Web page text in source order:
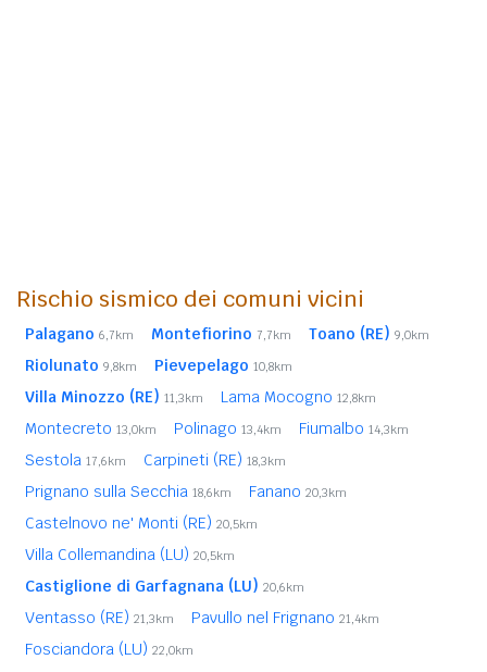
Rischio sismico dei comuni vicini
Palagano 6,7km Montefiorino 7,7km Toano (RE) 9,0km
Riolunato 9,8km Pievepelago 10,8km
Villa Minozzo (RE) 11,3km Lama Mocogno 12,8km
Montecreto 13,0km Polinago 13,4km Fiumalbo 14,3km
Sestola 17,6km Carpineti (RE) 18,3km
Prignano sulla Secchia 18,6km Fanano 20,3km
Castelnovo ne' Monti (RE) 20,5km
Villa Collemandina (LU) 20,5km
Castiglione di Garfagnana (LU) 20,6km
Ventasso (RE) 21,3km Pavullo nel Frignano 21,4km
Fosciandora (LU) 22,0km